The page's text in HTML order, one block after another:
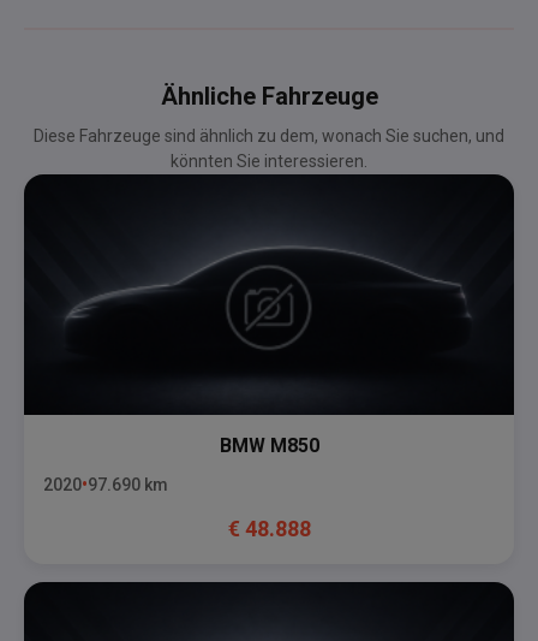
Ähnliche Fahrzeuge
Diese Fahrzeuge sind ähnlich zu dem, wonach Sie suchen, und
könnten Sie interessieren.
BMW M850
2020 97.690 km
€ 48.888